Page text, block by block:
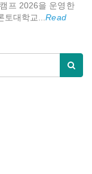
프 2026을 운영한
토대학교...Read